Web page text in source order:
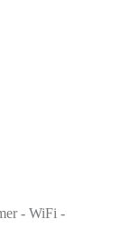
- WiFi -